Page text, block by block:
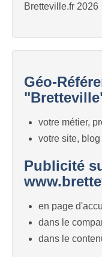
Bretteville.fr 2026
Géo-
votre métier,
votre site,
Publicité
en page
dans le
dans le